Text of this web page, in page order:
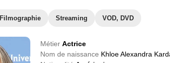
Filmographie Streaming VOD, DVD
Métier Actrice
Nom de naissance Khloe Alexandra